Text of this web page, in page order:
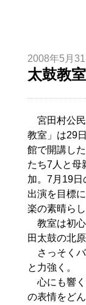
2008年5月31
太鼓教
宮田村公
教室」は29
館で開講し
たち7人と母
加。7月19日
出演を目標
楽の素晴ら
教室は初心
田太鼓の北
さっそくバ
と力強く。
心にも響く
の表情をど